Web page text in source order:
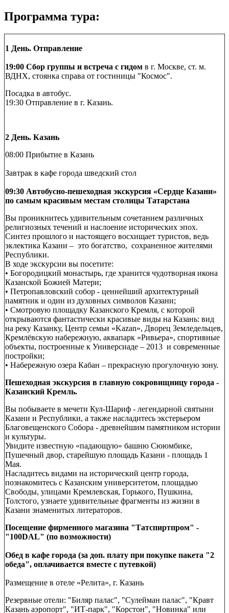
Программа тура:
1 День. Отправление
19:00 Сбор группы и встреча с гидом в г. Москве, ст. м.
ВДНХ, стоянка справа от гостиницы "Космос".
Посадка в автобус.
19:30 Отправление в г. Казань.
2 День. Казань
08:00 Прибытие в Казань
Завтрак в кафе города шведский стол
09:30 Автобусно-пешеходная экскурсия «Сердце Казани»
по самым красивым местам столицы Татарстана
Вы проникнитесь удивительным сочетанием различных
религиозных течений и наслоение исторических эпох.
Синтез прошлого и настоящего восхищает туристов, ведь
эклектика Казани – это богатство, сохраненное жителями
Республики.
В ходе экскурсии вы посетите:
• Богородицкий монастырь, где хранится чудотворная икона
Казанской Божией Матери;
• Петропавловский собор - ценнейший архитектурный
памятник и один из духовных символов Казани;
• Смотровую площадку Казанского Кремля, с которой
открываются фантастически красивые виды на Казань: вид
на реку Казанку, Центр семьи «Kazan», Дворец Земледельцев,
Кремлёвскую набережную, аквапарк «Ривьера», спортивные
объекты, построенные к Универсиаде – 2013 и современные
постройки;
• Набережную озера Кабан – прекрасную прогулочную зону.
Пешеходная экскурсия в главную сокровищницу города -
Казанский Кремль.
Вы побываете в мечети Кул-Шариф - легендарной святыни
Казани и Республики, а также насладитесь экстерьером
Благовещенского Собора - древнейшим памятником истории
и культуры.
Увидите известную «падающую» башню Сююмбике,
Пушечный двор, старейшую площадь Казани - площадь 1
Мая.
Насладитесь видами на исторический центр города,
познакомитесь с Казанским университетом, площадью
Свободы, улицами Кремлевская, Горького, Пушкина,
Толстого, узнаете удивительные фрагменты из жизни в
Казани знаменитых литераторов.
Посещение фирменного магазина "Татспиртпром" -
"100DAL" (по возможности)
Обед в кафе города (за доп. плату при покупке пакета "2
обеда", оплачивается вместе с путевкой)
Размещение в отеле «Релита», г. Казань
Резервные отели: "Биляр палас", "Сулейман палас", "Кравт
Казань аэропорт", "ИТ-парк", "Корстон", "Новинка" или